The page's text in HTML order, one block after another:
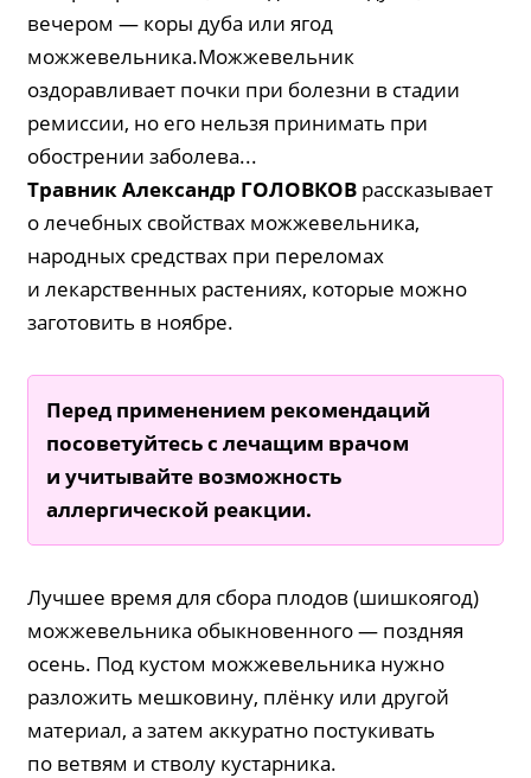
вечером — коры дуба или ягод
можжевельника.Можжевельник
оздоравливает почки при болезни в стадии
ремиссии, но его нельзя принимать при
обострении заболева...
Травник Александр ГОЛОВКОВ рассказывает
о лечебных свойствах можжевельника,
народных средствах при переломах
и лекарственных растениях, которые можно
заготовить в ноябре.
Перед применением рекомендаций
посоветуйтесь с лечащим врачом
и учитывайте возможность
аллергической реакции.
Лучшее время для сбора плодов (шишкоягод)
можжевельника обыкновенного — поздняя
осень. Под кустом можжевельника нужно
разложить мешковину, плёнку или другой
материал, а затем аккуратно постукивать
по ветвям и стволу кустарника.